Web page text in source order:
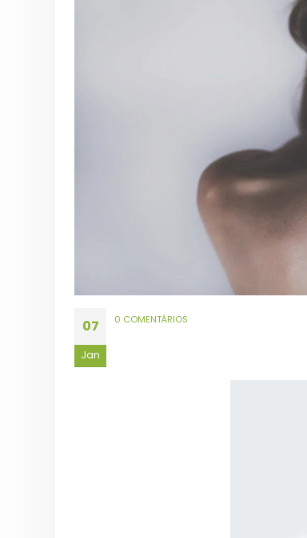
07
Jan
0 COMENTÁRIOS